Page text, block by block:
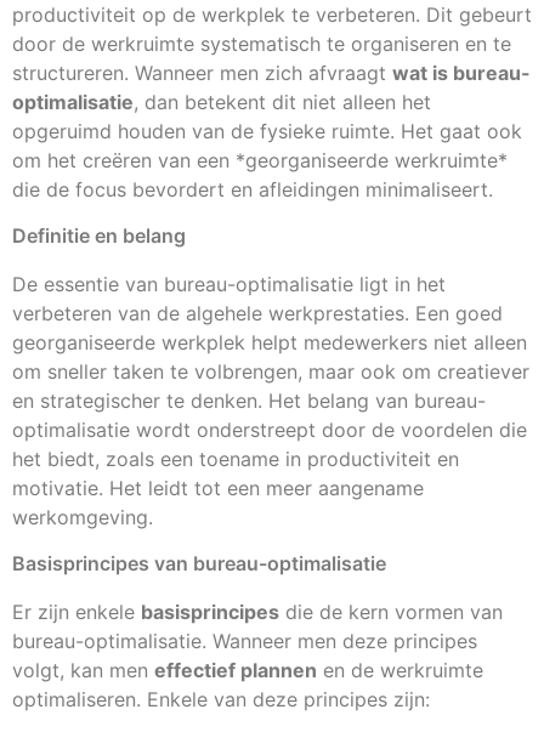
productiviteit op de werkplek te verbeteren. Dit gebeurt
door de werkruimte systematisch te organiseren en te
structureren. Wanneer men zich afvraagt wat is bureau-
optimalisatie, dan betekent dit niet alleen het
opgeruimd houden van de fysieke ruimte. Het gaat ook
om het creëren van een *georganiseerde werkruimte*
die de focus bevordert en afleidingen minimaliseert.
Definitie en belang
De essentie van bureau-optimalisatie ligt in het
verbeteren van de algehele werkprestaties. Een goed
georganiseerde werkplek helpt medewerkers niet alleen
om sneller taken te volbrengen, maar ook om creatiever
en strategischer te denken. Het belang van bureau-
optimalisatie wordt onderstreept door de voordelen die
het biedt, zoals een toename in productiviteit en
motivatie. Het leidt tot een meer aangename
werkomgeving.
Basisprincipes van bureau-optimalisatie
Er zijn enkele basisprincipes die de kern vormen van
bureau-optimalisatie. Wanneer men deze principes
volgt, kan men effectief plannen en de werkruimte
optimaliseren. Enkele van deze principes zijn: